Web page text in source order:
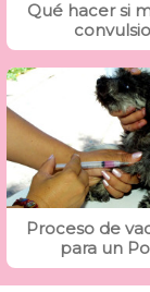
Qué hacer si
Proceso de
para un